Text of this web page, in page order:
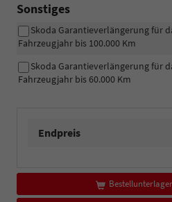
Sonstiges
Skoda Garantieverlängerung für
Fahrzeugjahr bis 100.000 Km
Skoda Garantieverlängerung für
Fahrzeugjahr bis 60.000 Km
Endpreis